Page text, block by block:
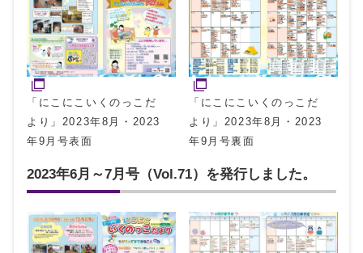
「にこにこいくのっこだ
より」2023年8月・2023
年9月号表面
「にこにこいくのっこだ
より」2023年8月・2023
年9月号裏面
2023年6月～7月号（Vol.71）を発行しました。